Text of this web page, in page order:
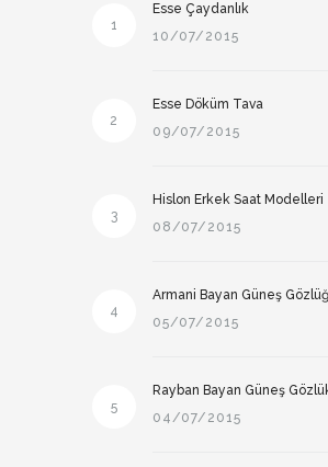
1
Esse Çaydanlık
10/07/2015
2
Esse Döküm Tava
09/07/2015
3
Hislon Erkek Saat Modelleri
08/07/2015
4
Armani Bayan Güneş
05/07/2015
5
Rayban Bayan Güneş
04/07/2015